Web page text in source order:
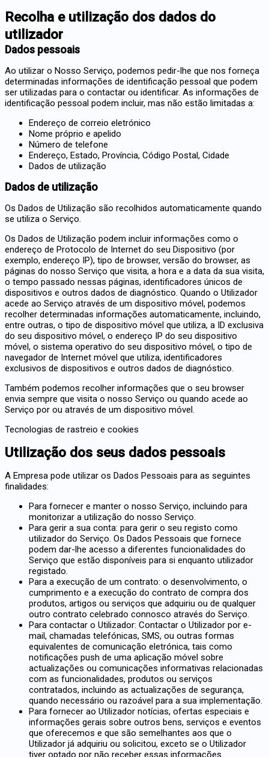
Recolha e utilização dos dados do
utilizador
Dados pessoais
Ao utilizar o Nosso Serviço, podemos pedir-lhe que nos forneça
determinadas informações de identificação pessoal que podem
ser utilizadas para o contactar ou identificar. As informações de
identificação pessoal podem incluir, mas não estão limitadas a:
Endereço de correio eletrónico
Nome próprio e apelido
Número de telefone
Endereço, Estado, Província, Código Postal, Cidade
Dados de utilização
Dados de utilização
Os Dados de Utilização são recolhidos automaticamente quando
se utiliza o Serviço.
Os Dados de Utilização podem incluir informações como o
endereço de Protocolo de Internet do seu Dispositivo (por
exemplo, endereço IP), tipo de browser, versão do browser, as
páginas do nosso Serviço que visita, a hora e a data da sua visita,
o tempo passado nessas páginas, identificadores únicos de
dispositivos e outros dados de diagnóstico. Quando o Utilizador
acede ao Serviço através de um dispositivo móvel, podemos
recolher determinadas informações automaticamente, incluindo,
entre outras, o tipo de dispositivo móvel que utiliza, a ID exclusiva
do seu dispositivo móvel, o endereço IP do seu dispositivo
móvel, o sistema operativo do seu dispositivo móvel, o tipo de
navegador de Internet móvel que utiliza, identificadores
exclusivos de dispositivos e outros dados de diagnóstico.
Também podemos recolher informações que o seu browser
envia sempre que visita o nosso Serviço ou quando acede ao
Serviço por ou através de um dispositivo móvel.
Tecnologias de rastreio e cookies
Utilização dos seus dados pessoais
A Empresa pode utilizar os Dados Pessoais para as seguintes
finalidades:
Para fornecer e manter o nosso Serviço, incluindo para
monitorizar a utilização do nosso Serviço.
Para gerir a sua conta: para gerir o seu registo como
utilizador do Serviço. Os Dados Pessoais que fornece
podem dar-lhe acesso a diferentes funcionalidades do
Serviço que estão disponíveis para si enquanto utilizador
registado.
Para a execução de um contrato: o desenvolvimento, o
cumprimento e a execução do contrato de compra dos
produtos, artigos ou serviços que adquiriu ou de qualquer
outro contrato celebrado connosco através do Serviço.
Para contactar o Utilizador: Contactar o Utilizador por e-
mail, chamadas telefónicas, SMS, ou outras formas
equivalentes de comunicação eletrónica, tais como
notificações push de uma aplicação móvel sobre
actualizações ou comunicações informativas relacionadas
com as funcionalidades, produtos ou serviços
contratados, incluindo as actualizações de segurança,
quando necessário ou razoável para a sua implementação.
Para fornecer ao Utilizador notícias, ofertas especiais e
informações gerais sobre outros bens, serviços e eventos
que oferecemos e que são semelhantes aos que o
Utilizador já adquiriu ou solicitou, exceto se o Utilizador
tiver optado por não receber essas informações.